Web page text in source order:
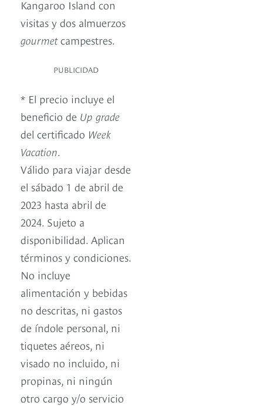
Kangaroo Island con
visitas y dos almuerzos
gourmetcampestres.
PUBLICIDAD
* El precio incluye el
beneficio de Up grade
del certificado Week
Vacation.
Válido para viajar desde
el sábado 1 de abril de
2023 hasta abril de
2024. Sujeto a
disponibilidad. Aplican
términos y condiciones.
No incluye
alimentación y bebidas
no descritas, ni gastos
de índole personal, ni
tiquetes aéreos, ni
visado no incluido, ni
propinas, ni ningún
otro cargo y/o servicio